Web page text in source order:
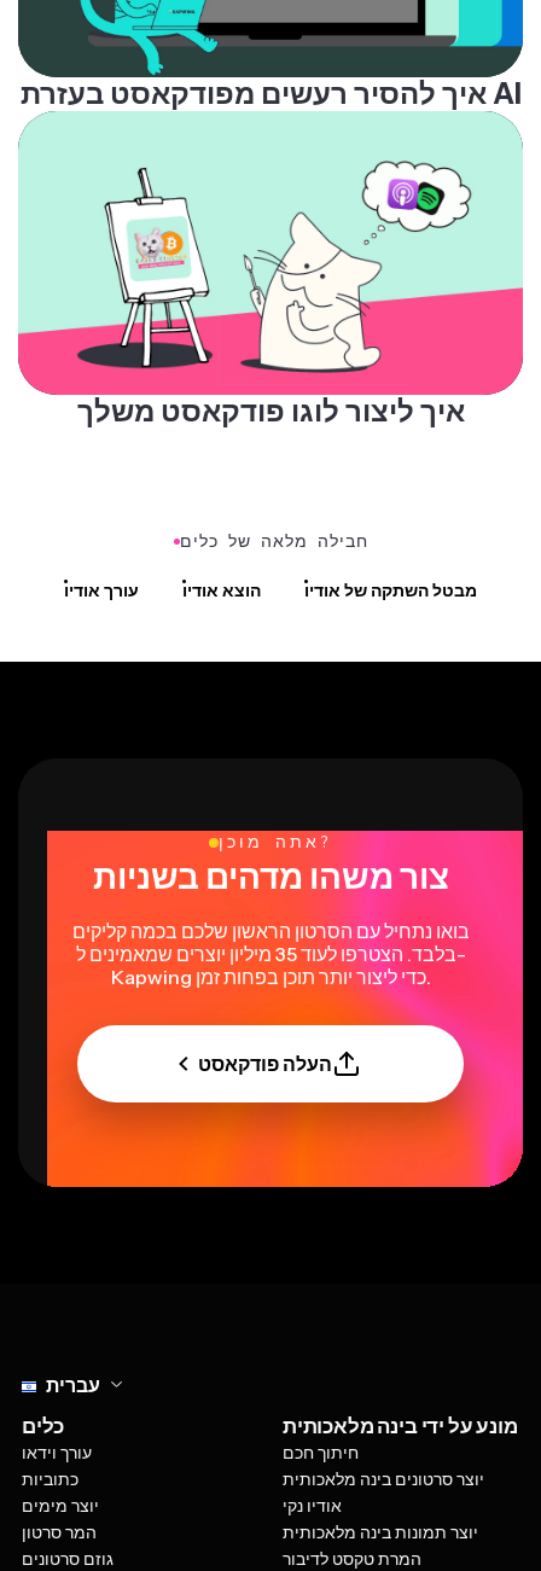
איך להסיר רעשים מפודקאסט בעזרת AI
איך ליצור לוגו פודקאסט משלך
חבילה מלאה של כלים
עורך אודיו הוצא אודיו מבטל השתקה של אודיו
אתה מוכן?
צור משהו מדהים בשניות
בואו נתחיל עם הסרטון הראשון שלכם בכמה קליקים
בלבד. הצטרפו לעוד 35 מיליון יוצרים שמאמינים ל-
Kapwing כדי ליצור יותר תוכן בפחות זמן.
העלה פודקאסט
עברית
כלים
עורך וידאו
כתוביות
יוצר מימים
המר סרטון
גוזם סרטונים
מונע על ידי בינה מלאכותית
חיתוך חכם
יוצר סרטונים בינה מלאכותית
אודיו נקי
יוצר תמונות בינה מלאכותית
המרת טקסט לדיבור